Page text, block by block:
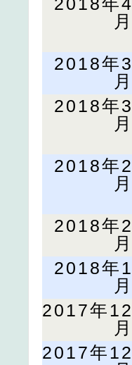
月
2018年3
月
2018年3
月
2018年2
月
2018年2
月
2018年1
月
2017年12
月
2017年12